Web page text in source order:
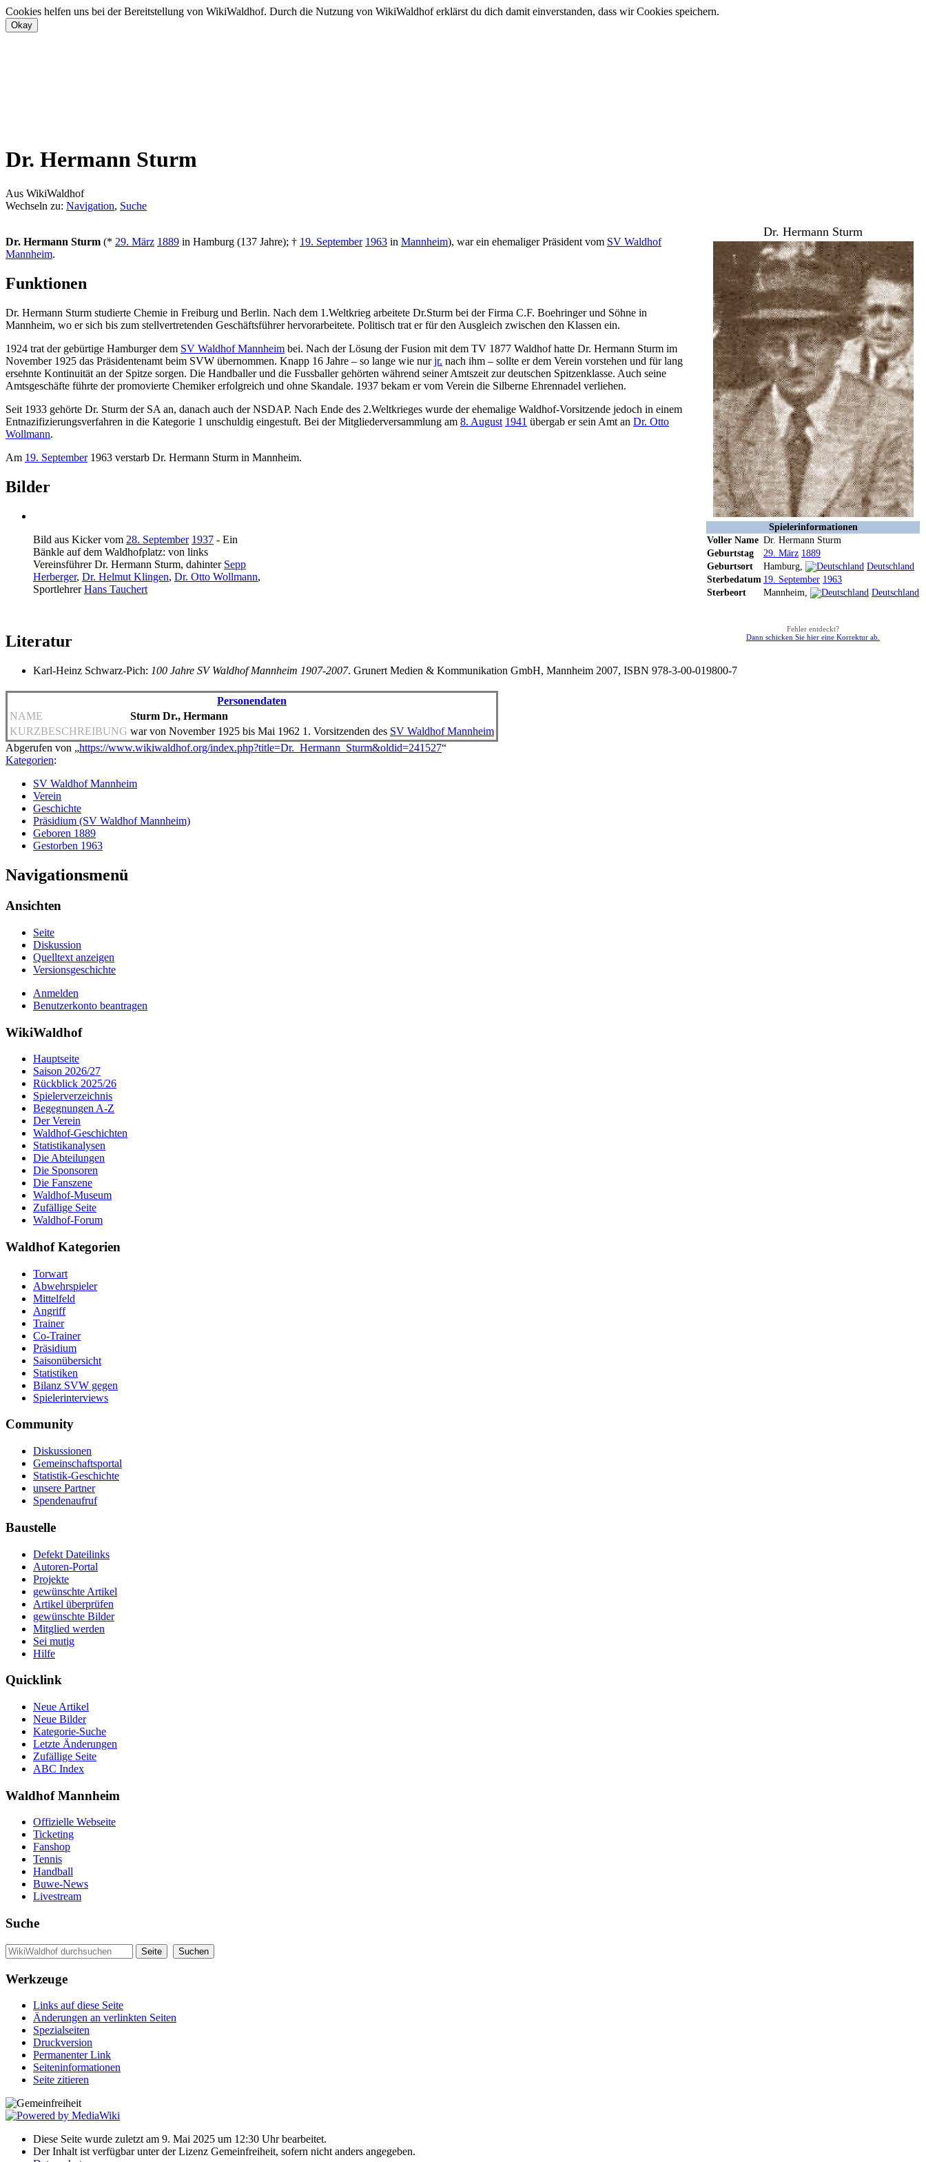
Cookies helfen uns bei der Bereitstellung von WikiWaldhof. Durch die Nutzung von WikiWaldhof erklärst du dich damit einverstanden, dass wir Cookies speichern.
Dr. Hermann Sturm
Aus WikiWaldhof
Wechseln zu: Navigation, Suche
Dr. Hermann Sturm
Spielerinformationen
Voller Name Dr. Hermann Sturm
Geburtstag
29. März 1889
Geburtsort
Hamburg,
Deutschland
Sterbedatum 19. September 1963
Sterbeort
Mannheim, Deutschland
Fehler entdeckt?
Dann schicken Sie hier eine Korrektur ab.
Dr. Hermann Sturm (* 29. März 1889 in Hamburg (137 Jahre); † 19. September 1963 in Mannheim), war ein ehemaliger Präsident vom SV Waldhof
Mannheim.
Funktionen
Dr. Hermann Sturm studierte Chemie in Freiburg und Berlin. Nach dem 1.Weltkrieg arbeitete Dr.Sturm bei der Firma C.F. Boehringer und Söhne in
Mannheim, wo er sich bis zum stellvertretenden Geschäftsführer hervorarbeitete. Politisch trat er für den Ausgleich zwischen den Klassen ein.
1924 trat der gebürtige Hamburger dem SV Waldhof Mannheim bei. Nach der Lösung der Fusion mit dem TV 1877 Waldhof hatte Dr. Hermann Sturm im
November 1925 das Präsidentenamt beim SVW übernommen. Knapp 16 Jahre – so lange wie nurjr. nach ihm – sollte er dem Verein vorstehen und für lang
ersehnte Kontinuität an der Spitze sorgen. Die Handballer und die Fussballer gehörten während seiner Amtszeit zur deutschen Spitzenklasse. Auch seine
Amtsgeschäfte führte der promovierte Chemiker erfolgreich und ohne Skandale. 1937 bekam er vom Verein die Silberne Ehrennadel verliehen.
Seit 1933 gehörte Dr. Sturm der SA an, danach auch der NSDAP. Nach Ende des 2.Weltkrieges wurde der ehemalige Waldhof-Vorsitzende jedoch in einem
Entnazifizierungsverfahren in die Kategorie 1 unschuldig eingestuft. Bei der Mitgliederversammlung am 8. August 1941 übergab er sein Amt an Dr. Otto
Wollmann.
Am 19. September1963 verstarb Dr. Hermann Sturm in Mannheim.
Bilder
Bild aus Kicker vom 28. September 1937 - Ein
Bänkle auf dem Waldhofplatz: von links
VereinsführerDr. Hermann Sturm, dahinter Sepp
Herberger, Dr. Helmut Klingen, Dr. Otto Wollmann,
SportlehrerHans Tauchert
Literatur
Karl-Heinz Schwarz-Pich: 100 Jahre SV Waldhof Mannheim 1907-2007. Grunert Medien & Kommunikation GmbH, Mannheim 2007, ISBN 978-3-00-019800-7
Personendaten
NAME
Sturm Dr., Hermann
KURZBESCHREIBUNG war von November 1925 bis Mai 1962 1. Vorsitzenden des SV Waldhof Mannheim
Abgerufen von „https://www.wikiwaldhof.org/index.php?title=Dr._Hermann_Sturm&oldid=241527“
Kategorien:
SV Waldhof Mannheim
Verein
Geschichte
Präsidium (SV Waldhof Mannheim)
Geboren 1889
Gestorben 1963
Navigationsmenü
Ansichten
Seite
Diskussion
Quelltext anzeigen
Versionsgeschichte
Anmelden
Benutzerkonto beantragen
WikiWaldhof
Hauptseite
Saison 2026/27
Rückblick 2025/26
Spielerverzeichnis
Begegnungen A-Z
Der Verein
Waldhof-Geschichten
Statistikanalysen
Die Abteilungen
Die Sponsoren
Die Fanszene
Waldhof-Museum
Zufällige Seite
Waldhof-Forum
Waldhof Kategorien
Torwart
Abwehrspieler
Mittelfeld
Angriff
Trainer
Co-Trainer
Präsidium
Saisonübersicht
Statistiken
Bilanz SVW gegen
Spielerinterviews
Community
Diskussionen
Gemeinschaftsportal
Statistik-Geschichte
unsere Partner
Spendenaufruf
Baustelle
Defekt Dateilinks
Autoren-Portal
Projekte
gewünschte Artikel
Artikel überprüfen
gewünschte Bilder
Mitglied werden
Sei mutig
Hilfe
Quicklink
Neue Artikel
Neue Bilder
Kategorie-Suche
Letzte Änderungen
Zufällige Seite
ABC Index
Waldhof Mannheim
Offizielle Webseite
Ticketing
Fanshop
Tennis
Handball
Buwe-News
Livestream
Suche
Werkzeuge
Links auf diese Seite
Änderungen an verlinkten Seiten
Spezialseiten
Druckversion
Permanenter Link
Seiten­informationen
Seite zitieren
Diese Seite wurde zuletzt am 9. Mai 2025 um 12:30 Uhr bearbeitet.
Der Inhalt ist verfügbar unter der Lizenz Gemeinfreiheit, sofern nicht anders angegeben.